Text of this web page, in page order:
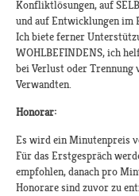
Konfliktlösungen, auf
und auf Entwicklungen im
Ich biete ferner
WOHLBEFINDENS, ich
bei Verlust oder Trennung
Verwandten.
Honorar:
Es wird ein Minutenpreis
Für das Erstgespräch
empfohlen, danach pro
Honorare sind zuvor zu